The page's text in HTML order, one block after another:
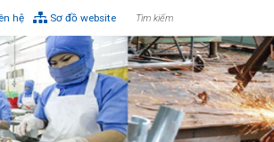
hệ Sơ đồ website
Liên đoàn Lao động tỉnh tổ chức trao kinh phí